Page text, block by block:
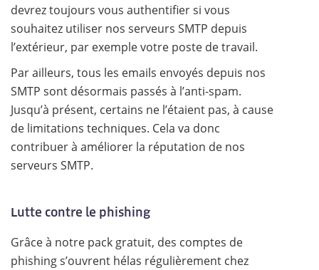
devrez toujours vous authentifier si vous
souhaitez utiliser nos serveurs SMTP depuis
l’extérieur, par exemple votre poste de travail.
Par ailleurs, tous les emails envoyés depuis nos
SMTP sont désormais passés à l’anti-spam.
Jusqu’à présent, certains ne l’étaient pas, à cause
de limitations techniques. Cela va donc
contribuer à améliorer la réputation de nos
serveurs SMTP.
Lutte contre le phishing
Grâce à notre pack gratuit, des comptes de
phishing s’ouvrent hélas régulièrement chez